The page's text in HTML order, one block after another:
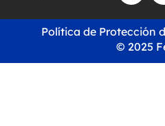
© 2025
Política de Protección